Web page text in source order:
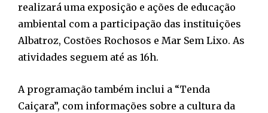
realizará uma exposição e ações de educação
ambiental com a participação das instituições
Albatroz, Costões Rochosos e Mar Sem Lixo. As
atividades seguem até as 16h.
A programação também inclui a “Tenda
Caiçara”, com informações sobre a cultura da